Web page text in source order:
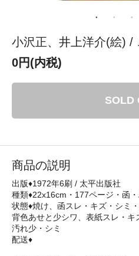
小沢正、井上洋介(絵) /
0円(内税)
SOLD
商品の説明
出版♦1972年6刷 / 太平出版社
種類♦22x16cm・177ページ・函
状態♦焼け、函スレ・キズ・シミ
背色あせと少シワ、表紙スレ・キ
汚れ少・シミ
配送♦